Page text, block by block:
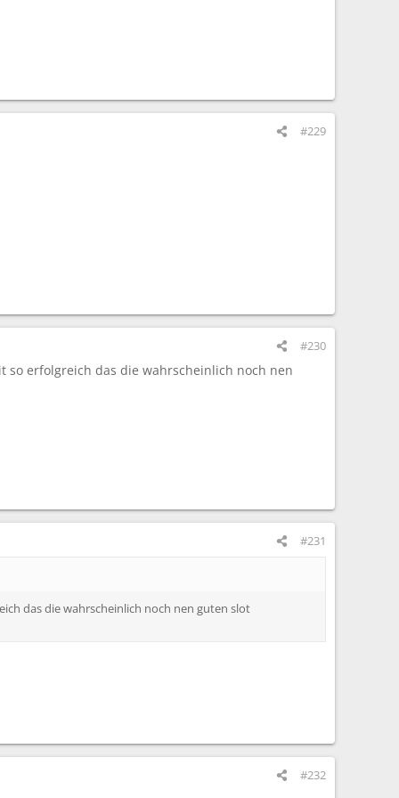
#229
#230
erfolgreich das die wahrscheinlich noch nen
#231
das die wahrscheinlich noch nen guten slot
#232